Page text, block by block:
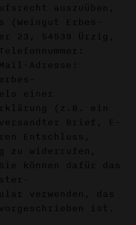
auszuüben,
(Weingut Erbes-
23, 54539 Ürzig,
Adresse:
einer
(z.B. ein
Brief, E-
Entschluss,
zu widerrufen,
können dafür das
verwenden, das
ist.